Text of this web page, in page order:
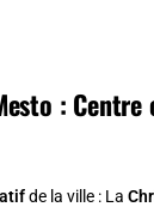
:
de la ville : La